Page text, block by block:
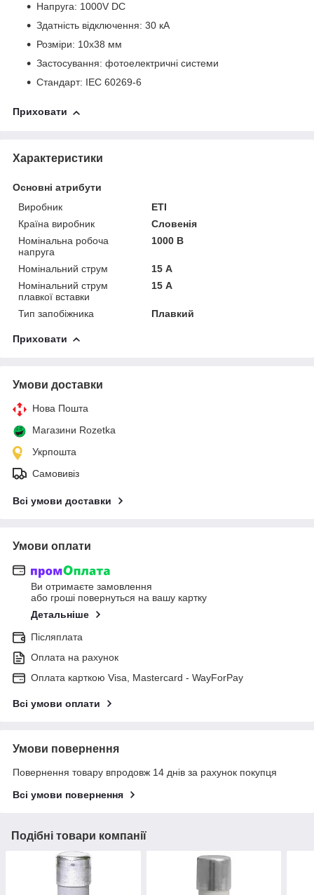
Напруга: 1000V DC
Здатність відключення: 30 кА
Розміри: 10x38 мм
Застосування: фотоелектричні системи
Стандарт: IEC 60269-6
Приховати
Характеристики
Основні атрибути
Виробник
ETI
Країна виробник
Словенія
Номінальна робоча
напруга
1000 В
Номінальний струм
15 А
Номінальний струм
плавкої вставки
15 А
Тип запобіжника Плавкий
Приховати
Умови доставки
Нова Пошта
Магазини Rozetka
Укрпошта
Самовивіз
Всі умови доставки
Умови оплати
Ви отримаєте замовлення
або гроші повернуться на вашу картку
Детальніше
Післяплата
Оплата на рахунок
Оплата карткою Visa, Mastercard - WayForPay
Всі умови оплати
Умови повернення
Повернення товару впродовж 14 днів за рахунок покупця
Всі умови повернення
Подібні товари компанії